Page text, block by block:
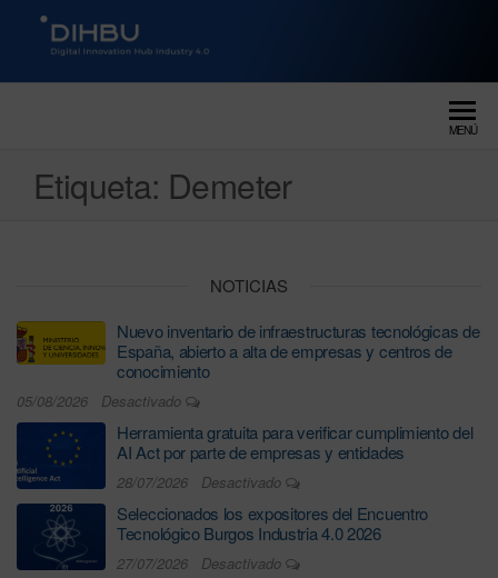
DIGITAL INNOVATION HUB
MENÚ
Etiqueta: Demeter
NOTICIAS
Nuevo inventario de infraestructuras tecnológicas de
España, abierto a alta de empresas y centros de
conocimiento
05/08/2026 Desactivado
Herramienta gratuita para verificar cumplimiento del
AI Act por parte de empresas y entidades
28/07/2026 Desactivado
Seleccionados los expositores del Encuentro
Tecnológico Burgos Industria 4.0 2026
27/07/2026 Desactivado